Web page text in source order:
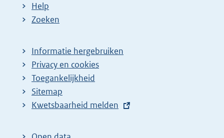
Help
Zoeken
Informatie hergebruiken
Privacy en cookies
Toegankelijkheid
Sitemap
E
t
Kwetsbaarheid melden